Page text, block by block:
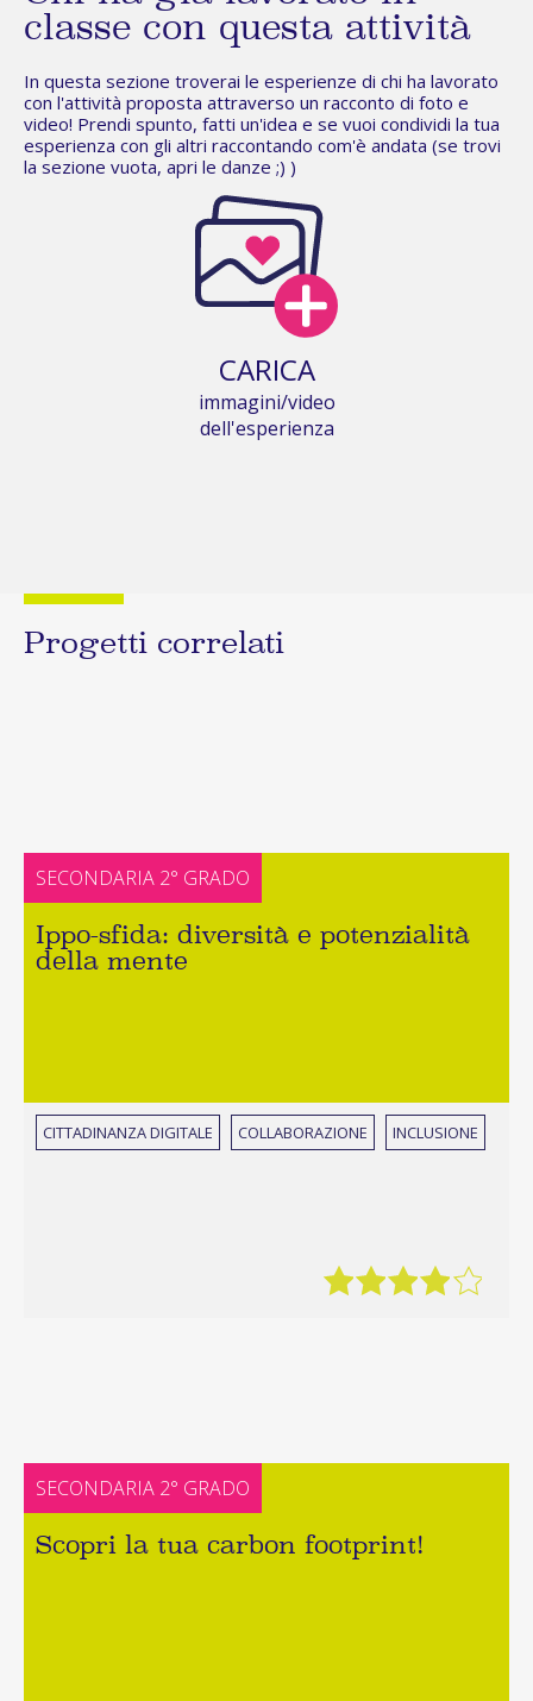
classe con questa attività
In questa sezione troverai le esperienze di chi ha lavorato
con l'attività proposta attraverso un racconto di foto e
video! Prendi spunto, fatti un'idea e se vuoi condividi la tua
esperienza con gli altri raccontando com'è andata (se trovi
la sezione vuota, apri le danze ;) )
CARICA
immagini/video
dell'esperienza
Progetti correlati
SECONDARIA 2° GRADO
Ippo-sfida: diversità e potenzialità
della mente
CITTADINANZA DIGITALE COLLABORAZIONE INCLUSIONE
SECONDARIA 2° GRADO
Scopri la tua carbon footprint!